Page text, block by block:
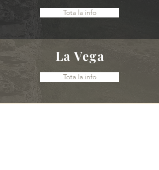
Tota la info
La Vega
Tota la info